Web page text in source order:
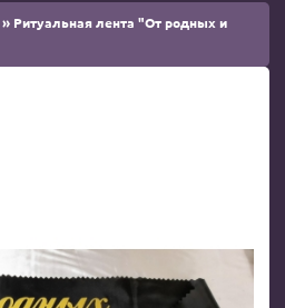
» Ритуальная лента "От родных и